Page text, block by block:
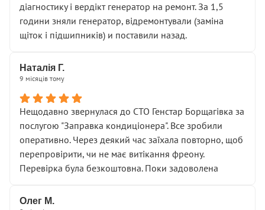
діагностику і вердікт генератор на ремонт. За 1,5
години зняли генератор, відремонтували (заміна
щіток і підшипників) и поставили назад.
Наталія Г.
9 місяців тому
Нещодавно звернулася до СТО Генстар Борщагівка за
послугою "Заправка кондиціонера". Все зробили
оперативно. Через деякий час заїхала повторно, щоб
перепровірити, чи не має витікання фреону.
Перевірка була безкоштовна. Поки задоволена
Олег М.